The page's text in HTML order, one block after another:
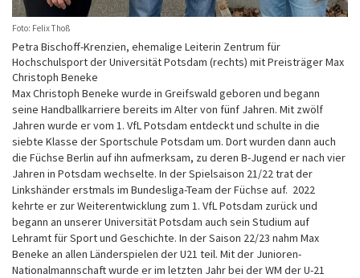
Foto: Felix Thoß
Petra Bischoff-Krenzien, ehemalige Leiterin Zentrum für
Hochschulsport der Universität Potsdam (rechts) mit Preisträger Max
Christoph Beneke
Max Christoph Beneke wurde in Greifswald geboren und begann
seine Handballkarriere bereits im Alter von fünf Jahren. Mit zwölf
Jahren wurde er vom 1. VfL Potsdam entdeckt und schulte in die
siebte Klasse der Sportschule Potsdam um. Dort wurden dann auch
die Füchse Berlin auf ihn aufmerksam, zu deren B-Jugend er nach vier
Jahren in Potsdam wechselte. In der Spielsaison 21/22 trat der
Linkshänder erstmals im Bundesliga-Team der Füchse auf. 2022
kehrte er zur Weiterentwicklung zum 1. VfL Potsdam zurück und
begann an unserer Universität Potsdam auch sein Studium auf
Lehramt für Sport und Geschichte. In der Saison 22/23 nahm Max
Beneke an allen Länderspielen der U21 teil. Mit der Junioren-
Nationalmannschaft wurde er im letzten Jahr bei der WM der U-21